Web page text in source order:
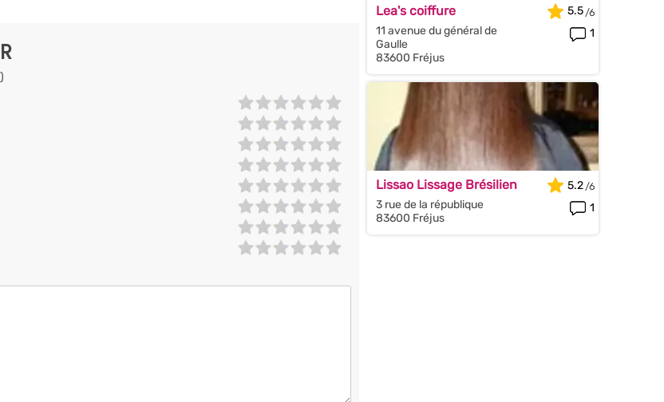
Lea's coiffure
11 avenue du général de
Gaulle
83600 Fréjus
5.5
1
Lissao Lissage Brésilien
3 rue de la république
83600 Fréjus
5.2
1